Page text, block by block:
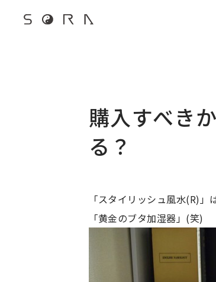
宙SORAのブログ
購入すべき
る？
「スタイリッシュ風水(R)
「黄金のブタ加湿器」(笑)